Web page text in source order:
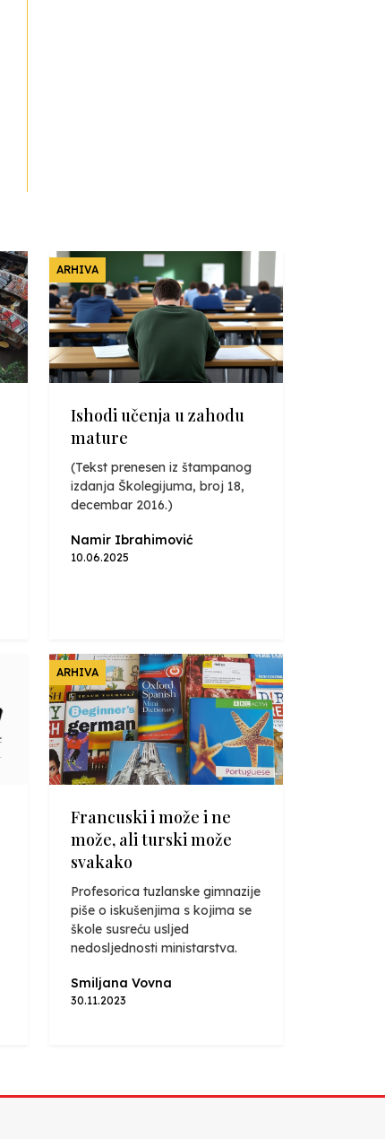
ARHIVA
Ishodi učenja u zahodu
mature
(Tekst prenesen iz štampanog
izdanja Školegijuma, broj 18,
decembar 2016.)
Namir Ibrahimović
10.06.2025
ARHIVA
Francuski i može i ne
može, ali turski može
svakako
Profesorica tuzlanske gimnazije
piše o iskušenjima s kojima se
škole susreću usljed
nedosljednosti ministarstva.
Smiljana Vovna
30.11.2023